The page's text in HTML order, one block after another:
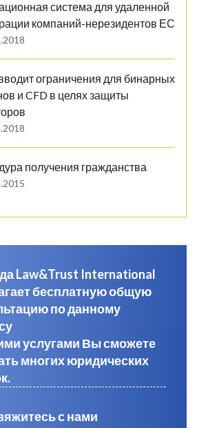
система для удаленной
компаний-нерезидентов ЕС
ограничения для бинарных
и CFD в целях защиты
получения гражданства
Law&Trust International
бесплатную общую
по данному
услугами Вы сможете
многих юридических
с нами